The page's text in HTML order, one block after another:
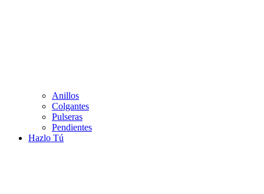
Anillos
Colgantes
Pulseras
Pendientes
Hazlo Tú